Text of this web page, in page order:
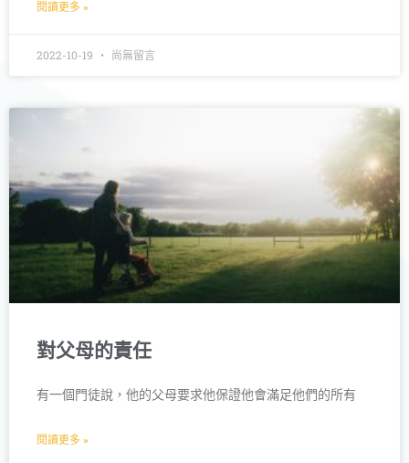
閱讀更多 »
2022-10-19 尚無留言
對父母的責任
有一個門徒說，他的父母要求他保證他會滿足他們的所有
閱讀更多 »